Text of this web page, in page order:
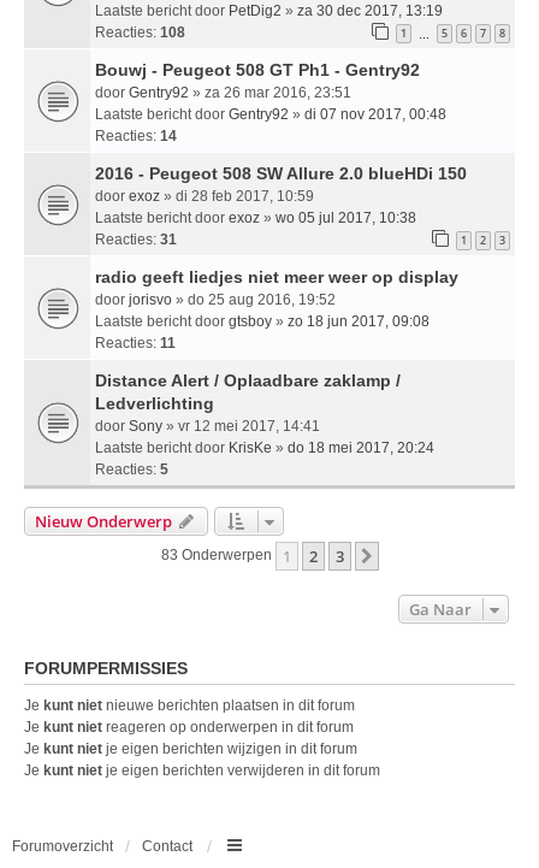
Laatste bericht door PetDig2 » za 30 dec 2017, 13:19
Reacties: 108 1 … 5 6 7 8
Bouwj - Peugeot 508 GT Ph1 - Gentry92
door Gentry92 » za 26 mar 2016, 23:51
Laatste bericht door Gentry92 » di 07 nov 2017, 00:48
Reacties: 14
2016 - Peugeot 508 SW Allure 2.0 blueHDi 150
door exoz » di 28 feb 2017, 10:59
Laatste bericht door exoz » wo 05 jul 2017, 10:38
Reacties: 31 1 2 3
radio geeft liedjes niet meer weer op display
door jorisvo » do 25 aug 2016, 19:52
Laatste bericht door gtsboy » zo 18 jun 2017, 09:08
Reacties: 11
Distance Alert / Oplaadbare zaklamp /
Ledverlichting
door Sony » vr 12 mei 2017, 14:41
Laatste bericht door KrisKe » do 18 mei 2017, 20:24
Reacties: 5
Nieuw Onderwerp
83 Onderwerpen 1 2 3
Ga Naar
FORUMPERMISSIES
Je kunt niet nieuwe berichten plaatsen in dit forum
Je kunt niet reageren op onderwerpen in dit forum
Je kunt niet je eigen berichten wijzigen in dit forum
Je kunt niet je eigen berichten verwijderen in dit forum
Forumoverzicht Contact